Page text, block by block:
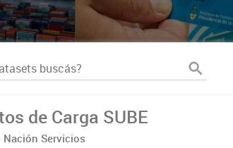
de Carga SUBE
Nación Servicios